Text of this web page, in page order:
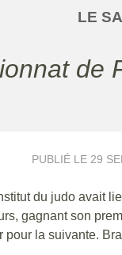
LE
PUBLIÉ LE 29
du judo avait
gagnant son
la suivante.